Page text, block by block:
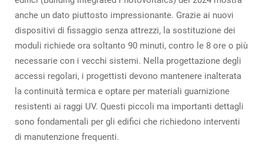
anche un dato piuttosto impressionante. Grazie ai nuovi
dispositivi di fissaggio senza attrezzi, la sostituzione dei
moduli richiede ora soltanto 90 minuti, contro le 8 ore o più
necessarie con i vecchi sistemi. Nella progettazione degli
accessi regolari, i progettisti devono mantenere inalterata
la continuità termica e optare per materiali guarnizione
resistenti ai raggi UV. Questi piccoli ma importanti dettagli
sono fondamentali per gli edifici che richiedono interventi
di manutenzione frequenti.